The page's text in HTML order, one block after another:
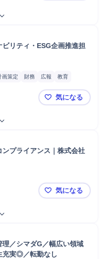
ビリティ・ESG企画推進担
画策定 財務 広報
教育
経営企画協業【大成建設
気になる
ンプライアンス｜株式会社
【本社コー
気になる
理／シマダG／幅広い領域
充実◎／転勤なし